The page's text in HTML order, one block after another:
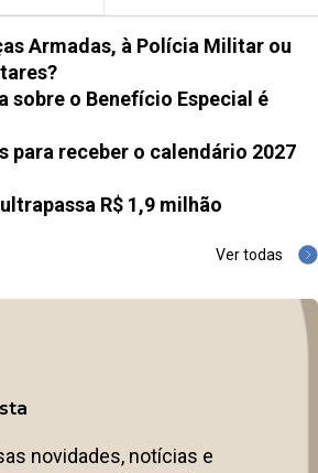
Armadas, à Polícia Militar ou
sobre o Benefício Especial é
para receber o calendário 2027
R$ 1,9 milhão
Ver todas
novidades, notícias e